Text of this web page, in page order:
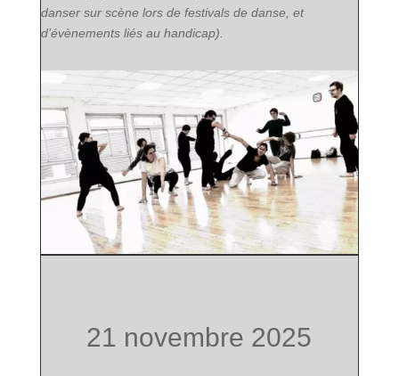
danser sur scène lors de festivals de danse, et
d’évènements liés au handicap).
21 novembre 2025